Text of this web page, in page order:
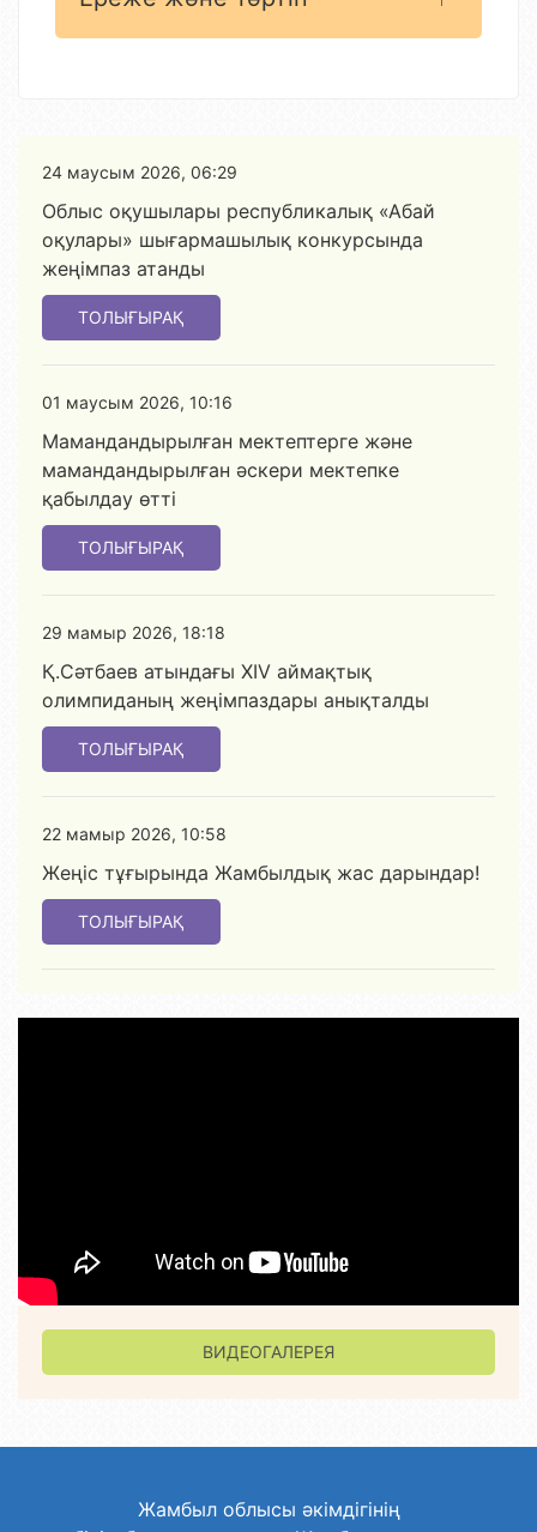
24 маусым 2026, 06:29
Облыс оқушылары республикалық «Абай
оқулары» шығармашылық конкурсында
жеңімпаз атанды
ТОЛЫҒЫРАҚ
01 маусым 2026, 10:16
Мамандандырылған мектептерге және
мамандандырылған әскери мектепке
қабылдау өтті
ТОЛЫҒЫРАҚ
29 мамыр 2026, 18:18
Қ.Сәтбаев атындағы XIV аймақтық
олимпиданың жеңімпаздары анықталды
ТОЛЫҒЫРАҚ
22 мамыр 2026, 10:58
Жеңіс тұғырында Жамбылдық жас дарындар!
ТОЛЫҒЫРАҚ
ВИДЕОГАЛЕРЕЯ
Жамбыл облысы әкімдігінің